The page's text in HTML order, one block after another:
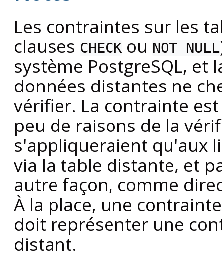
Les contraintes sur les
clauses CHECK ou NOT NULL
système PostgreSQL, et
données distantes ne
vérifier. La contrainte
peu de raisons de la
s'appliqueraient qu'aux
via la table distante, et
autre façon, comme
À la place, une
doit représenter une
distant.